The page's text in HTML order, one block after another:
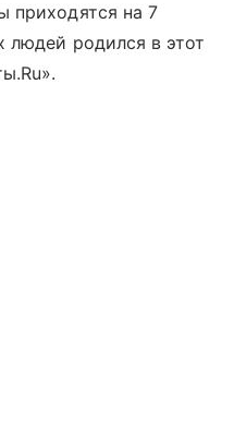
приходятся на 7
людей родился в этот